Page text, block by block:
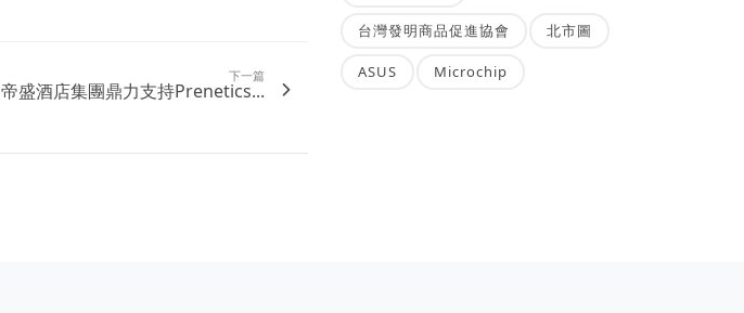
下一篇
帝盛酒店集團鼎力支持Prenetics...
台灣發明商品促進協會 北市圖
ASUS Microchip